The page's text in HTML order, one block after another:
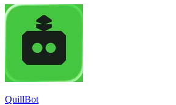
QuillBot